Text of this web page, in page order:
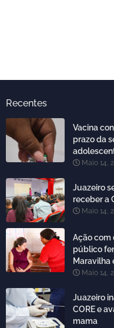
Recentes
Vacina
prazo da
Maio 14,
Juazeiro
receber a
Maio 14,
Ação com
público
Maravilha
Maio 14,
Juazeiro
CORE e
mama